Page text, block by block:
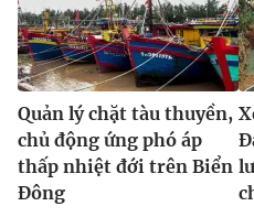
Nguyễn Trọng Ninh
Tổng đài VTV:024.38 355 931
Ðiện thoại Thời báo VTV:
Email:toasoan@vtv.vn
Liên hệ quảng cáo:
024-
Quản lý chặt tàu thuyền,
chủ động ứng phó áp
thấp nhiệt đới trên Biển
Đông